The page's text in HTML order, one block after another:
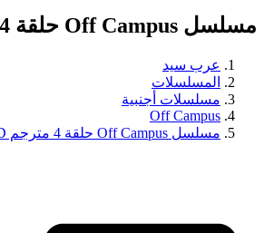
مسلسل Off Campus حلقة 4 مترجم HD
عرب سيد
المسلسلات
مسلسلات أجنبية
Off Campus
مسلسل Off Campus حلقة 4 مترجم HD